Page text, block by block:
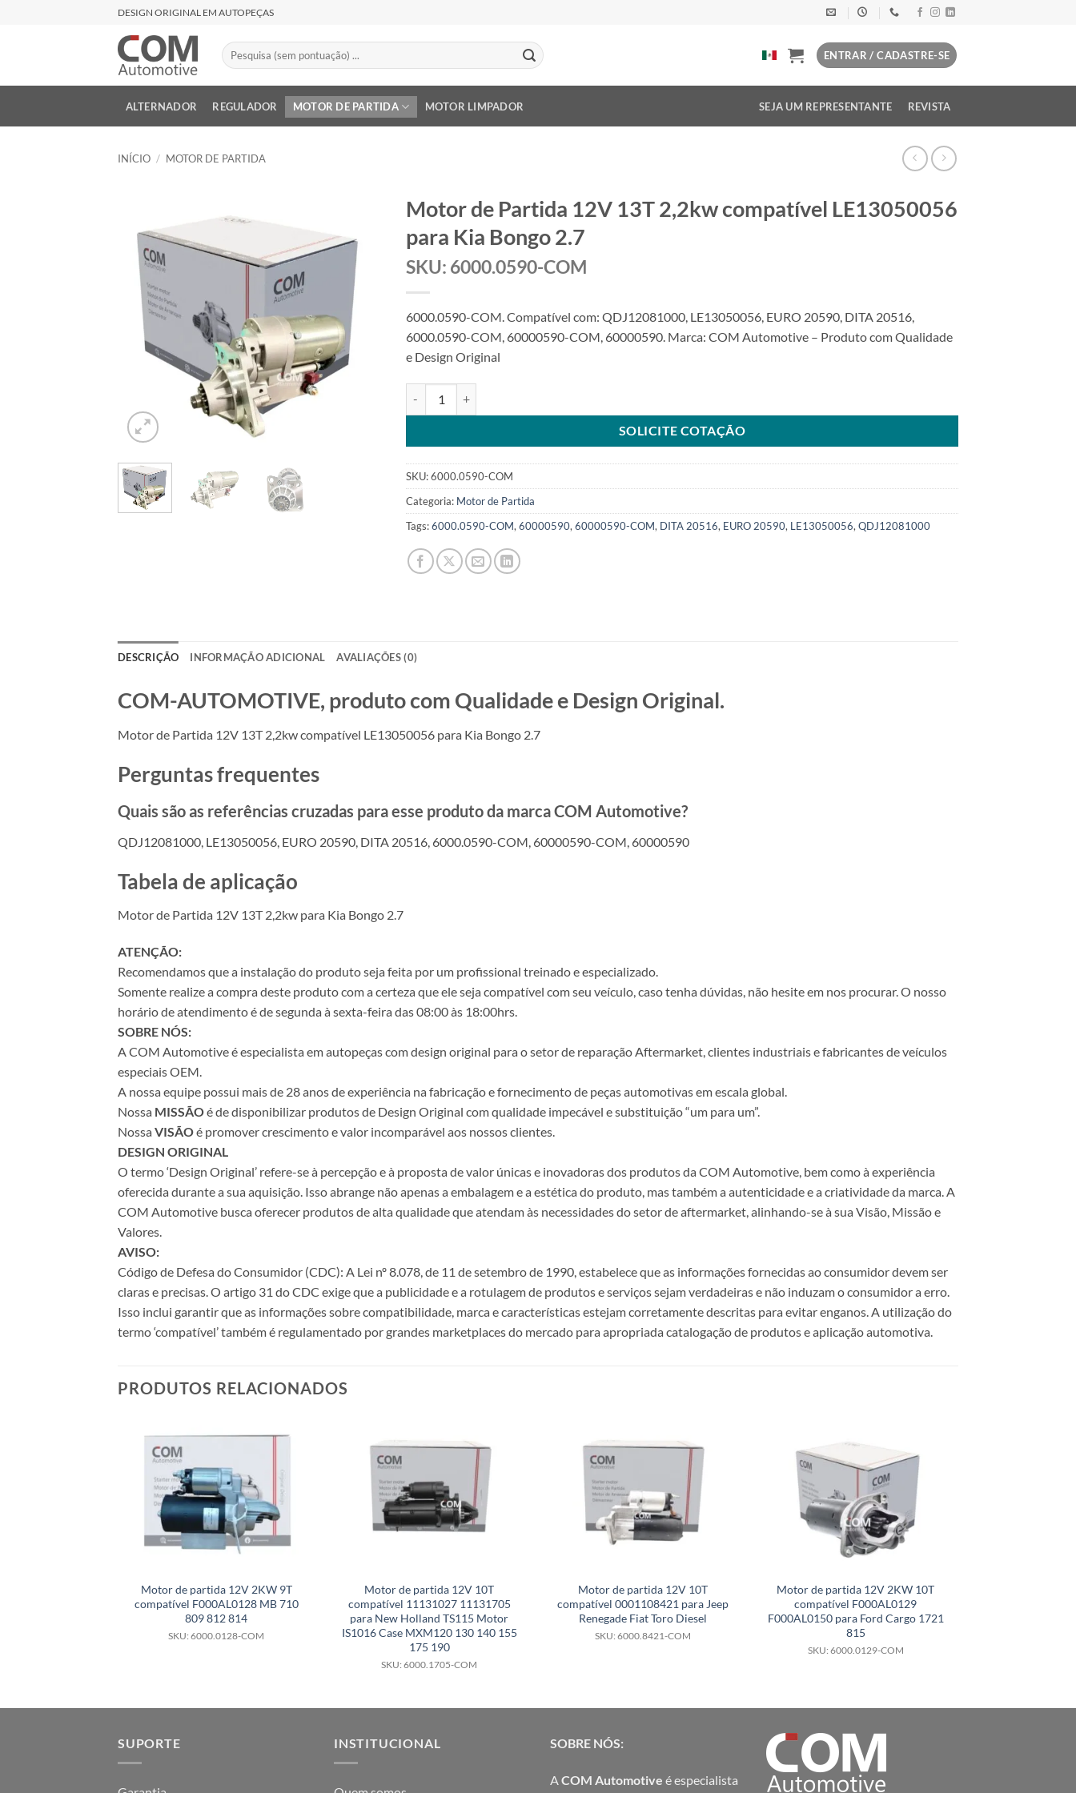
DESIGN ORIGINAL EM AUTOPEÇAS
Pesquisar
por:
ENTRAR / CADASTRE-SE
ALTERNADOR REGULADOR MOTOR DE PARTIDA MOTOR LIMPADOR SEJA UM REPRESENTANTE REVISTA
INÍCIO / MOTOR DE PARTIDA
Motor de Partida 12V 13T 2,2kw compatível LE13050056
para Kia Bongo 2.7
SKU: 6000.0590-COM
6000.0590-COM. Compatível com: QDJ12081000, LE13050056, EURO 20590, DITA 20516,
6000.0590-COM, 60000590-COM, 60000590. Marca: COM Automotive – Produto com Qualidade
e Design Original
SOLICITE COTAÇÃO
SKU:6000.0590-COM
Categoria: Motor de Partida
Tags:6000.0590-COM, 60000590, 60000590-COM, DITA 20516, EURO 20590, LE13050056, QDJ12081000
DESCRIÇÃO INFORMAÇÃO ADICIONAL AVALIAÇÕES (0)
COM-AUTOMOTIVE, produto com Qualidade e Design Original.
Motor de Partida 12V 13T 2,2kw compatível LE13050056 para Kia Bongo 2.7
Perguntas frequentes
Quais são as referências cruzadas para esse produto da marca COM Automotive?
QDJ12081000, LE13050056, EURO 20590, DITA 20516, 6000.0590-COM, 60000590-COM, 60000590
Tabela de aplicação
Motor de Partida 12V 13T 2,2kw para Kia Bongo 2.7
ATENÇÃO:
Recomendamos que a instalação do produto seja feita por um profissional treinado e especializado.
Somente realize a compra deste produto com a certeza que ele seja compatível com seu veículo, caso tenha dúvidas, não hesite em nos procurar. O nosso
horário de atendimento é de segunda à sexta-feira das 08:00 às 18:00hrs.
SOBRE NÓS:
A COM Automotive é especialista em autopeças com design original para o setor de reparação Aftermarket, clientes industriais e fabricantes de veículos
especiais OEM.
A nossa equipe possui mais de 28 anos de experiência na fabricação e fornecimento de peças automotivas em escala global.
Nossa MISSÃOé de disponibilizar produtos de Design Original com qualidade impecável e substituição “um para um”.
Nossa VISÃOé promover crescimento e valor incomparável aos nossos clientes.
DESIGN ORIGINAL
O termo ‘Design Original’ refere-se à percepção e à proposta de valor únicas e inovadoras dos produtos da COM Automotive, bem como à experiência
oferecida durante a sua aquisição. Isso abrange não apenas a embalagem e a estética do produto, mas também a autenticidade e a criatividade da marca. A
COM Automotive busca oferecer produtos de alta qualidade que atendam às necessidades do setor de aftermarket, alinhando-se à sua Visão, Missão e
Valores.
AVISO:
Código de Defesa do Consumidor (CDC): A Lei nº 8.078, de 11 de setembro de 1990, estabelece que as informações fornecidas ao consumidor devem ser
claras e precisas. O artigo 31 do CDC exige que a publicidade e a rotulagem de produtos e serviços sejam verdadeiras e não induzam o consumidor a erro.
Isso inclui garantir que as informações sobre compatibilidade, marca e características estejam corretamente descritas para evitar enganos. A utilização do
termo ‘compatível’ também é regulamentado por grandes marketplaces do mercado para apropriada catalogação de produtos e aplicação automotiva.
PRODUTOS RELACIONADOS
Motor de partida 12V 2KW 9T
compatível F000AL0128 MB 710
809 812 814
SKU: 6000.0128-COM
Motor de partida 12V 10T
compatível 11131027 11131705
para New Holland TS115 Motor
IS1016 Case MXM120 130 140 155
175 190
SKU: 6000.1705-COM
Motor de partida 12V 10T
compatível 0001108421 para Jeep
Renegade Fiat Toro Diesel
SKU: 6000.8421-COM
Motor de partida 12V 2KW 10T
compatível F000AL0129
F000AL0150 para Ford Cargo 1721
815
SKU: 6000.0129-COM
SUPORTE INSTITUCIONAL SOBRE NÓS:
ACOM Automotive é especialista